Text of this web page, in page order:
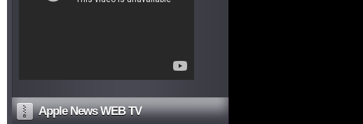
Apple News WEB TV